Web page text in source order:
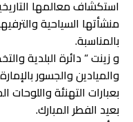
استكشاف معالمها
منشأتها السياحية
بالمناسبة.
و زينت “ دائرة البلدية
والميادين والجسور
بعبارات التهنئة
بعيد الفطر المبارك.